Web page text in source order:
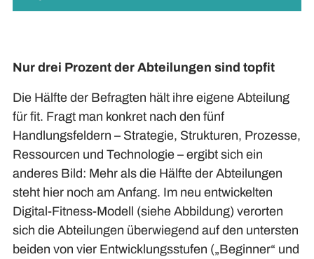
Nur drei Prozent der Abteilungen sind topfit
Die Hälfte der Befragten hält ihre eigene Abteilung
für fit. Fragt man konkret nach den fünf
Handlungsfeldern – Strategie, Strukturen, Prozesse,
Ressourcen und Technologie – ergibt sich ein
anderes Bild: Mehr als die Hälfte der Abteilungen
steht hier noch am Anfang. Im neu entwickelten
Digital-Fitness-Modell (siehe Abbildung) verorten
sich die Abteilungen überwiegend auf den untersten
beiden von vier Entwicklungsstufen („Beginner“ und